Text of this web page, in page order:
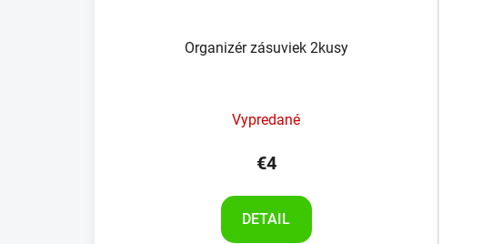
Organizér zásuviek 2kusy
Vypredané
€4
DETAIL